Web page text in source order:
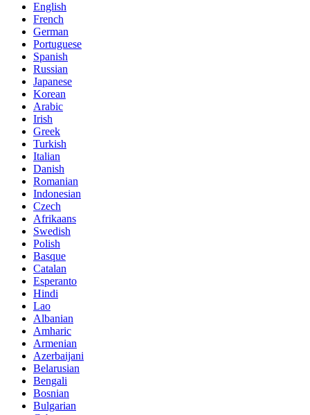
English
French
German
Portuguese
Spanish
Russian
Japanese
Korean
Arabic
Irish
Greek
Turkish
Italian
Danish
Romanian
Indonesian
Czech
Afrikaans
Swedish
Polish
Basque
Catalan
Esperanto
Hindi
Lao
Albanian
Amharic
Armenian
Azerbaijani
Belarusian
Bengali
Bosnian
Bulgarian